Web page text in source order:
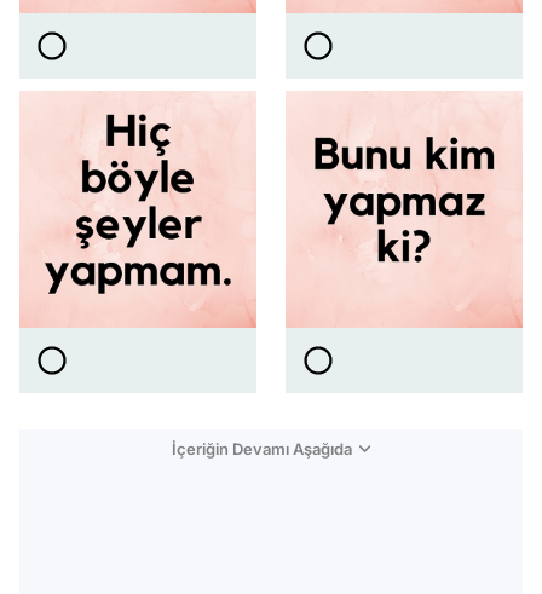
İçeriğin Devamı Aşağıda